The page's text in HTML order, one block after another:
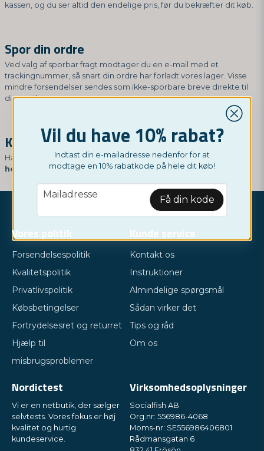
kassen, og du ser altid den endelige pris, før du bekræfter dit køb.
Spor din ordre
Ved valg af sporbar fragt modtager du en e-mail med et
trackingnummer, så snart din ordre har forladt vores lager. Visse
mindre forsendelser sendes som ikke-sporbare breve direkte til
din postkasse.
Kontakt os
Har du spørgsmål til din levering? Kontakt os på
hey@nordictest.dk
Vil du have 10% rabat?
Indtast din e-mailadresse nedenfor for at
modtage en 10% rabatkode på hele dit køb!
email
Mailadresse Få din kode
Vores politik
Forsendelsespolitik
Kvalitetspolitik
Privatlivspolitik
Købsbetingelser
Fortrydelsesret og returret
Hjælp til
misbrugsproblemer
Kunde service
Kontakt os
Instruktioner
Almindelige spørgsmål
Sådan virker det
Tips og råd
Om os
Nordictest
Vi er en netbutik, der sælger
selvtests. Vores fokus er høj
kvalitet og hurtig
kundeservice.
Virksomhedsoplysninger
Socialfish AB
Org.nr: 556986-4068
Moms-nr: SE556986406801
Rådmansgatan 6